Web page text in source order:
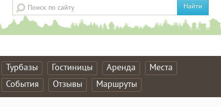
Найти
Турбазы Гостиницы Аренда
Места
События
Отзывы Маршруты